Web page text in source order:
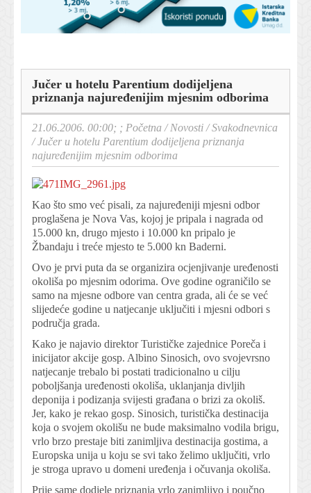
Jučer u hotelu Parentium dodijeljena
priznanja najuređenijim mjesnim odborima
21.06.2006. 00:00; ; Početna /Novosti /Svakodnevnica
/Jučer u hotelu Parentium dodijeljena priznanja
najuređenijim mjesnim odborima
Kao što smo već pisali, za najuređeniji mjesni odbor
proglašena je Nova Vas, kojoj je pripala i nagrada od
15.000 kn, drugo mjesto i 10.000 kn pripalo je
Žbandaju i treće mjesto te 5.000 kn Baderni.
Ovo je prvi puta da se organizira ocjenjivanje uređenosti
okoliša po mjesnim odorima. Ove godine ograničilo se
samo na mjesne odbore van centra grada, ali će se već
slijedeće godine u natjecanje uključiti i mjesni odbori s
područja grada.
Kako je najavio direktor Turističke zajednice Poreča i
inicijator akcije gosp. Albino Sinosich, ovo svojevrsno
natjecanje trebalo bi postati tradicionalno u cilju
poboljšanja uređenosti okoliša, uklanjanja divljih
deponija i podizanja svijesti građana o brizi za okoliš.
Jer, kako je rekao gosp. Sinosich, turistička destinacija
koja o svojem okolišu ne bude maksimalno vodila brigu,
vrlo brzo prestaje biti zanimljiva destinacija gostima, a
Europska unija u koju se svi tako želimo uključiti, vrlo
je stroga upravo u domeni uređenja i očuvanja okoliša.
Prije same dodjele priznanja vrlo zanimljivo i poučno